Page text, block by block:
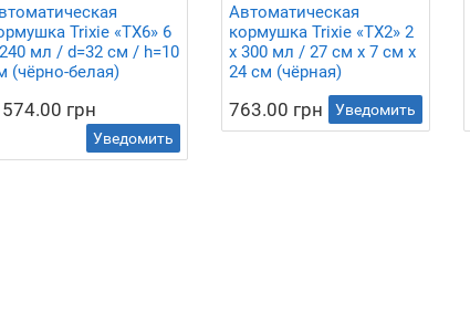
Trixie «TX6» 6
мл / d=32 см / h=10
(чёрно-белая)
грн
Уведомить
Автоматическая
кормушка Trixie «TX2» 2
x 300 мл / 27 см x 7 см x
24 см (чёрная)
763.00 грн Уведомить